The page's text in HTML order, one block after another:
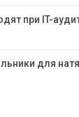
при IT-
для